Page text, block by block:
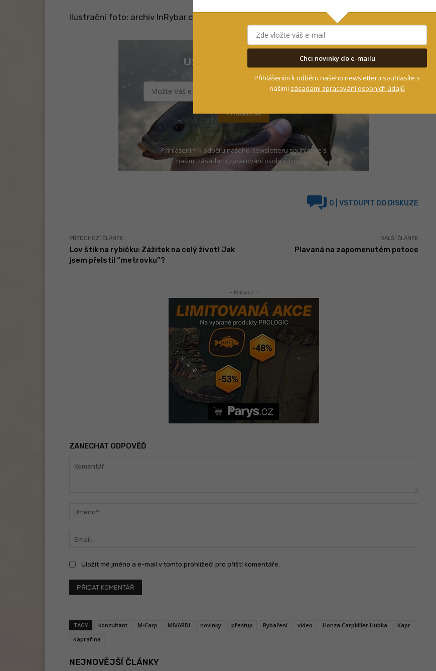
Ilustrační foto: archiv InRybar.cz
Už vám nic neunikne!
Přihlásit se
Přihlášením k odběru našeho newsletteru souhlasíte s
našimizásadami zpracování osobních údajů
0 | VSTOUPIT DO DISKUZE
PŘEDCHOZÍ ČLÁNEK
Lov štik na rybičku: Zážitek na celý život! Jak
jsem přelstil “metrovku”?
DALŠÍ ČLÁNEK
Plavaná na zapomenutém potoce
- Reklama -
ZANECHAT ODPOVĚĎ
Uložit mé jméno a e-mail v tomto prohlížeči pro příští komentáře.
TAGY konzultant M-Carp MIVARDI novinky přestup Rybaření video Honza Carpkiller Hubka
Kapr
Kaprařina
NEJNOVĚJŠÍ ČLÁNKY
Chci novinky do e-mailu
Přihlášením k odběru našeho newsletteru souhlasíte s
našimi zásadami zpracování osobních údajů